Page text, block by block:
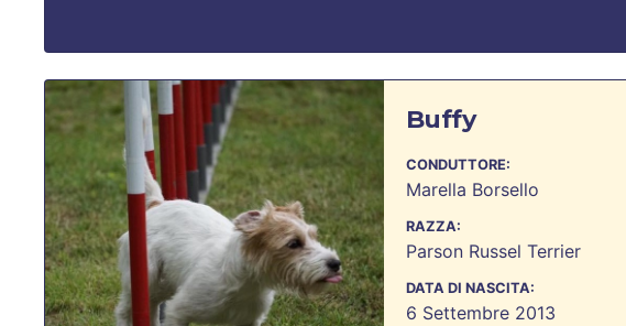
Buffy
CONDUTTORE:
Marella Borsello
RAZZA:
Parson Russel Terrier
DATA DI NASCITA:
6 Settembre 2013